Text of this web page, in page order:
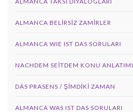
ALMANCA BELIRSIZ ZAMIRLER
ALMANCA WIE IST DAS SORULARI
NACHDEM SEITDEM KONU ANLATIMI
DÄS PRASENS / ŞİMDİKİ ZAMAN
ALMANCA WAS IST DAS SORULARI